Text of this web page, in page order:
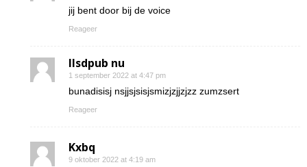
jij bent door bij de voice
Reageer
Ilsdpub nu
1 september 2022 at 4:47 pm
bunadisisj nsjjsjsisjsmizjzjjzjzz zumzsert
Reageer
Kxbq
9 oktober 2022 at 4:19 am